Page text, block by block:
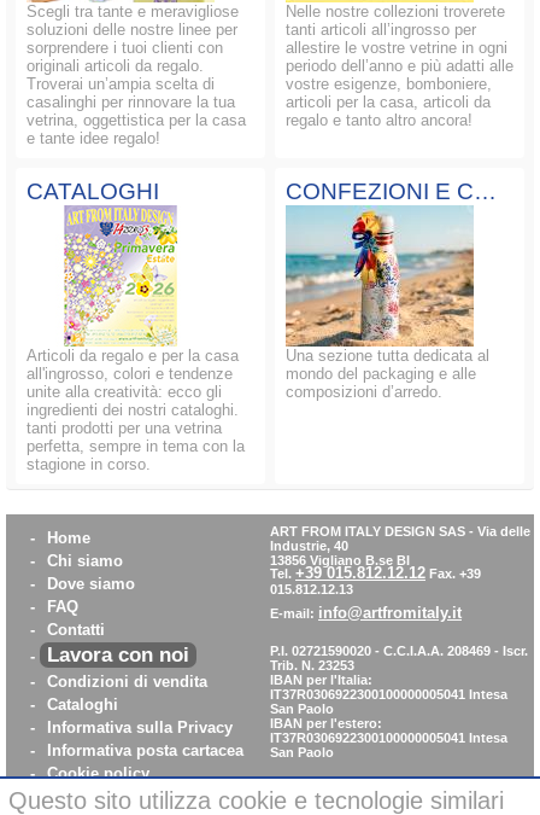
Scegli tra tante e meravigliose
soluzioni delle nostre linee per
sorprendere i tuoi clienti con
originali articoli da regalo.
Troverai un’ampia scelta di
casalinghi per rinnovare la tua
vetrina, oggettistica per la casa
e tante idee regalo!
Nelle nostre collezioni troverete
tanti articoli all’ingrosso per
allestire le vostre vetrine in ogni
periodo dell’anno e più adatti alle
vostre esigenze, bomboniere,
articoli per la casa, articoli da
regalo e tanto altro ancora!
CATALOGHI
Articoli da regalo e per la casa
all'ingrosso, colori e tendenze
unite alla creatività: ecco gli
ingredienti dei nostri cataloghi.
tanti prodotti per una vetrina
perfetta, sempre in tema con la
stagione in corso.
CONFEZIONI E COMPOSIZIONI
Una sezione tutta dedicata al
mondo del packaging e alle
composizioni d’arredo.
-
Home
-
Chi siamo
-
Dove siamo
-
FAQ
-
Contatti
-
Lavora con noi
-
Condizioni di vendita
-
Cataloghi
-
Informativa sulla Privacy
-
Informativa posta cartacea
- Cookie policy
- WhistleBlowing
ART FROM ITALY DESIGN SAS - Via delle
Industrie, 40
13856 Vigliano B.se BI
Tel. +39 015.812.12.12 Fax. +39
015.812.12.13
E-mail: info@artfromitaly.it
P.I. 02721590020 - C.C.I.A.A. 208469 - Iscr.
Trib. N. 23253
IBAN per l'Italia:
IT37R0306922300100000005041
Intesa
San Paolo
IBAN per l'estero:
IT37R0306922300100000005041
Intesa
San Paolo
Questo sito utilizza cookie e tecnologie similari